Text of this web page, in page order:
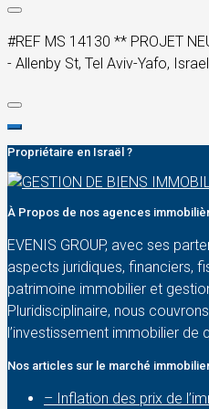
#REF MS 14130 ** PROJET
- Allenby St, Tel Aviv-Yafo, Israel
Propriétaire en Israël ?
À Propos de nos agences
EVENIS GROUP, avec ses
aspects juridiques, financiers,
patrimoine immobilier et
Pluridisciplinaire, nous
l’investissement immobilier de
Nos articles sur le marché
– Inflation des prix de